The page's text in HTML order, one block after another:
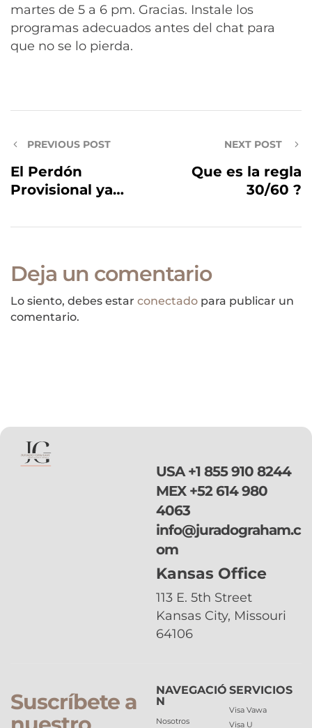
martes de 5 a 6 pm. Gracias. Instale los
programas adecuados antes del chat para
que no se lo pierda.
PREVIOUS POST
El Perdón
Provisional ya
NEXT POST
Que es la regla
30/60 ?
Deja un comentario
Lo siento, debes estar conectado para publicar un
comentario.
USA+1 855 910 8244
MEX +52 614 980
4063
info@juradograham.c
om
Kansas Office
113 E. 5th Street
Kansas City, Missouri
64106
Suscríbete a
NAVEGACIÓ
N
Nosotros
SERVICIOS
Visa Vawa
Visa U